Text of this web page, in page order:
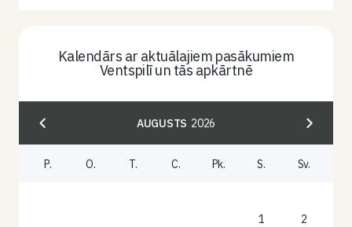
Kalendārs ar aktuālajiem pasākumiem
Ventspilī un tās apkārtnē
AUGUSTS 2026
P. O. T. C. Pk. S. Sv.
1 2